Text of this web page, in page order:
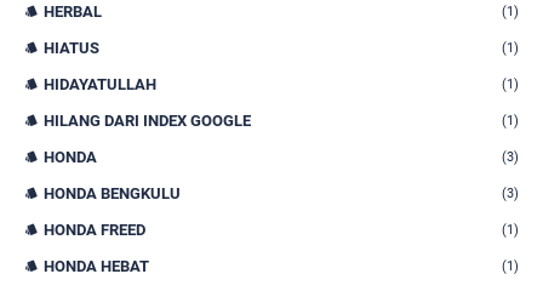
HERBAL (1)
HIATUS (1)
HIDAYATULLAH (1)
HILANG DARI INDEX GOOGLE (1)
HONDA (3)
HONDA BENGKULU (3)
HONDA FREED (1)
HONDA HEBAT (1)